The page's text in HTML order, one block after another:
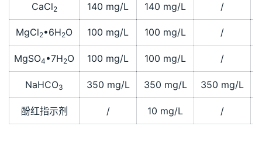
CaCl2 140 mg/L 140 mg/L /
MgCl2•6H2O 100 mg/L 100 mg/L /
MgSO4 •7H2O 100 mg/L 100 mg/L /
NaHCO3 350 mg/L 350 mg/L 350 mg/L
酚红指示剂 / 10 mg/L /